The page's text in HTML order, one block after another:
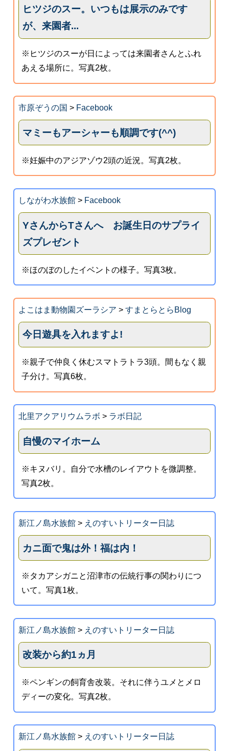
ヒツジのスー。いつもは展示のみです
が、来園者...
※ヒツジのスーが日によっては来園者さんとふれ
あえる場所に。写真2枚。
市原ぞうの国 > Facebook
マミーもアーシャーも順調です(^^)
※妊娠中のアジアゾウ2頭の近況。写真2枚。
しながわ水族館> Facebook
YさんからTさんへ お誕生日のサプライ
ズプレゼント
※ほのぼのしたイベントの様子。写真3枚。
よこはま動物園ズーラシア > すまとらとらBlog
今日遊具を入れますよ!
※親子で仲良く休むスマトラトラ3頭。間もなく親
子分け。写真6枚。
北里アクアリウムラボ > ラボ日記
自慢のマイホーム
※キヌバリ。自分で水槽のレイアウトを微調整。
写真2枚。
新江ノ島水族館> えのすいトリーター日誌
カニ面で鬼は外！福は内！
※タカアシガニと沼津市の伝統行事の関わりにつ
いて。写真1枚。
新江ノ島水族館> えのすいトリーター日誌
改装から約1ヵ月
※ペンギンの飼育舎改装。それに伴うユメとメロ
ディーの変化。写真2枚。
新江ノ島水族館> えのすいトリーター日誌